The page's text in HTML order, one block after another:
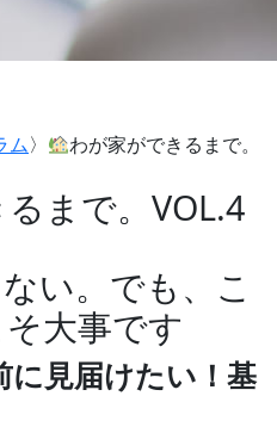
ム〉
わが家ができるまで。
まで。VOL.4
い。でも、こ
大事です
見届けたい！基